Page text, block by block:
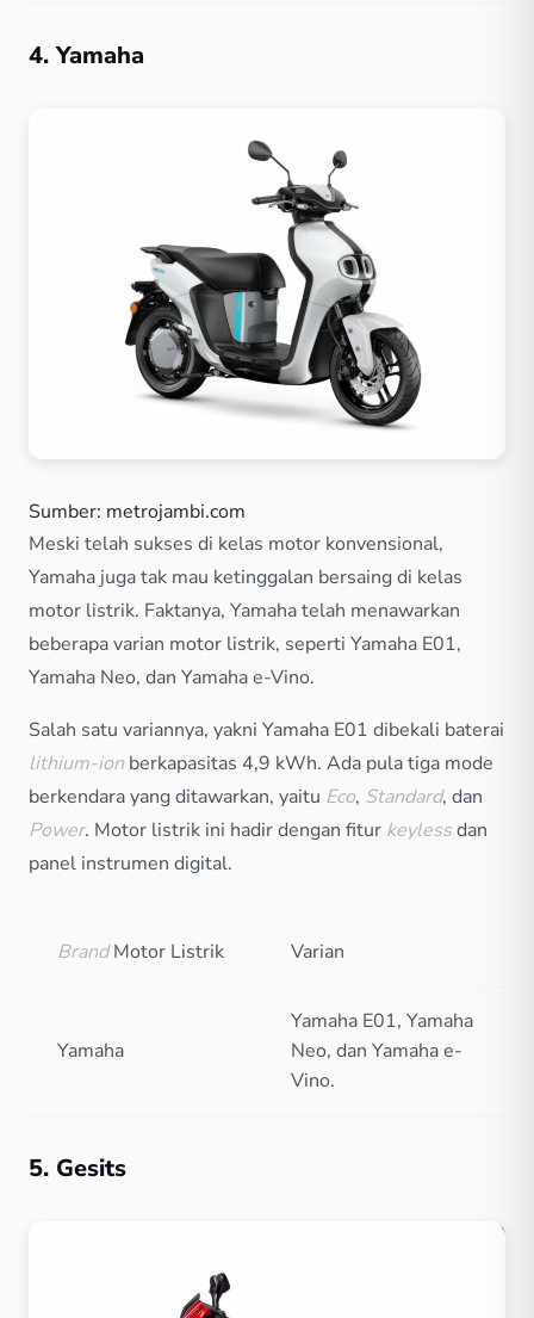
4. Yamaha
Sumber: metrojambi.com
Meski telah sukses di kelas motor konvensional,
Yamaha juga tak mau ketinggalan bersaing di kelas
motor listrik. Faktanya, Yamaha telah menawarkan
beberapa varian motor listrik, seperti Yamaha E01,
Yamaha Neo, dan Yamaha e-Vino.
Salah satu variannya, yakni Yamaha E01 dibekali baterai
lithium-ion berkapasitas 4,9 kWh. Ada pula tiga mode
berkendara yang ditawarkan, yaitu Eco, Standard, dan
Power. Motor listrik ini hadir dengan fitur keylessdan
panel instrumen digital.
BrandMotor Listrik Varian
Yamaha
Yamaha E01, Yamaha
Neo, dan Yamaha e-
Vino.
5. Gesits